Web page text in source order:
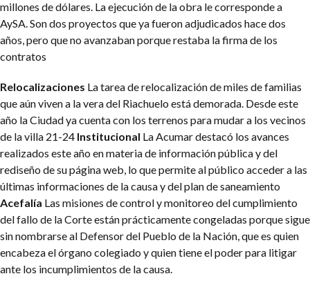
millones de dólares. La ejecución de la obra le corresponde a
AySA. Son dos proyectos que ya fueron adjudicados hace dos
años, pero que no avanzaban porque restaba la firma de los
contratos
Relocalizaciones La tarea de relocalización de miles de familias
que aún viven a la vera del Riachuelo está demorada. Desde este
año la Ciudad ya cuenta con los terrenos para mudar a los vecinos
de la villa 21-24 Institucional La Acumar destacó los avances
realizados este año en materia de información pública y del
rediseño de su página web, lo que permite al público acceder a las
últimas informaciones de la causa y del plan de saneamiento
Acefalía Las misiones de control y monitoreo del cumplimiento
del fallo de la Corte están prácticamente congeladas porque sigue
sin nombrarse al Defensor del Pueblo de la Nación, que es quien
encabeza el órgano colegiado y quien tiene el poder para litigar
ante los incumplimientos de la causa.